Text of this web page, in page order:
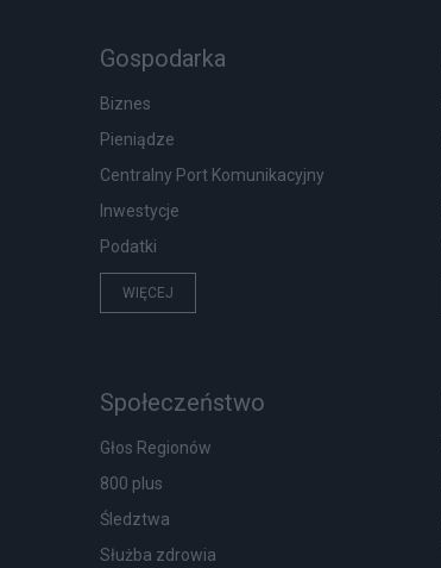
Gospodarka
Biznes
Pieniądze
Centralny Port Komunikacyjny
Inwestycje
Podatki
WIĘCEJ
Społeczeństwo
Głos Regionów
800 plus
Śledztwa
Służba zdrowia